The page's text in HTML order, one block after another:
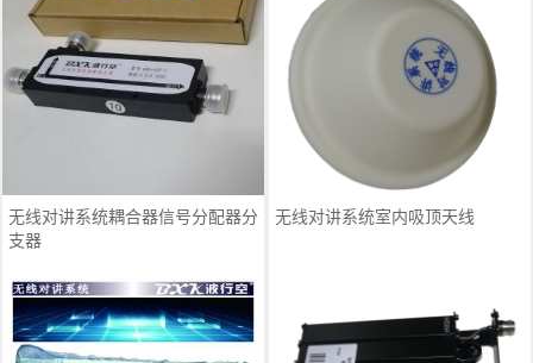
无线对讲系统耦合器信号分配器分
支器
无线对讲系统室内吸顶天线